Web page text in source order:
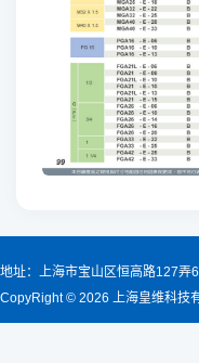
地址：上海市宝山区恒高路127
CopyRight © 2026 上海皇维科技